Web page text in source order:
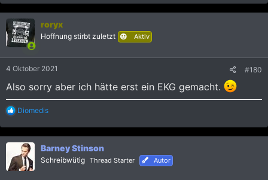
a
k
i
o
n
roryx
Hoffnung stirbt zuletzt Aktiv
4 Oktober 2021 #180
Also sorry aber ich hätte erst ein EKG gemacht.
R
a
k
i
o
Diomedis
Barney Stinson
Schreibwütig Thread Starter Autor